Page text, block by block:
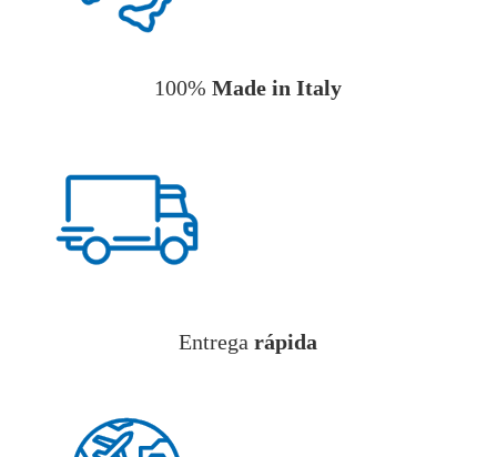
100%Made in Italy
Entregarápida